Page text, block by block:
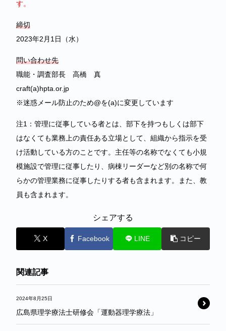
す。
締切
2023年2月1日（水）
問い合わせ先
職能・調査部長 高橋 真
craft(a)hpta.or.jp
※迷惑メール防止のため@を(a)に変更しています
注1：管理に従事している者とは、部下を持つもしくは部下
はなくても業務上の責任ある立場として、組織から指示を受
け活動している方のことです。主任等の名称でなくても小規
模施設で管理に従事したり、病棟リーダーなど別の名称で何
らかの管理業務に従事したりする者も含まれます。また、教
員も含まれます。
シェアする
X Facebook LINE コピー
関連記事
2024年8月25日
広島県理学療法士研修会「運動器理学療法」